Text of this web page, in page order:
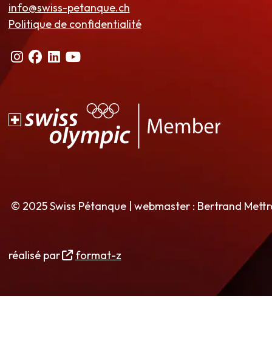
info@swiss-petanque.ch
Politique de confidentialité
© 2025 Swiss Pétanque | webmaster : Bertrand
réalisé par format-z